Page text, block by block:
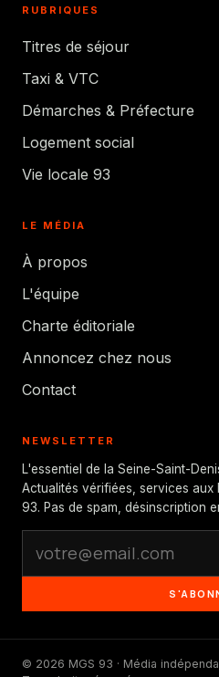
RUBRIQUES
Titres de séjour
Taxi & VTC
Démarches & Préfecture
Logement social
Vie locale 93
LE MÉDIA
À propos
L'équipe
Charte éditoriale
Annoncez chez nous
Contact
NEWSLETTER
L'essentiel de la Seine-Saint-
Actualités vérifiées, services
93. Pas de spam, désinscription
© 2026 MGS 93 · Média